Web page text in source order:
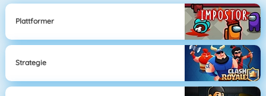
Plattformer
Strategie